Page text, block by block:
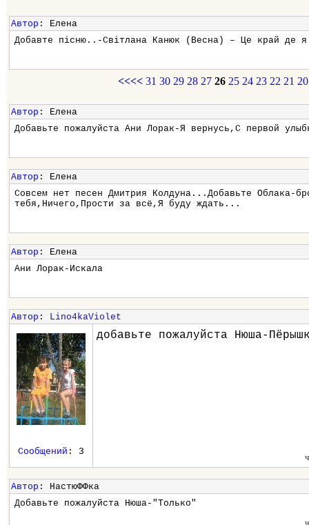
Автор : Елена
Добавте пісню..-Світлана Канюк (Весна) – Це край де я
<<<< 31 30 29 28 27 26 25 24 23 22 21 20
Автор : Елена
Добавьте пожалуйста Ани Лорак-Я вернусь,С первой
Автор : Елена
Совсем нет песен Дмитрия Колдуна...Добавьте Облака-
тебя,Ничего,Прости за всё,Я буду ждать...
Автор : Елена
Ани Лорак-Искала
Автор : Lino4kaViolet
добавьте пожалуйста Нюша-
Сообщений : 3
Автор : НастюФФка
Добавьте пожалуйста Нюша-"Только"